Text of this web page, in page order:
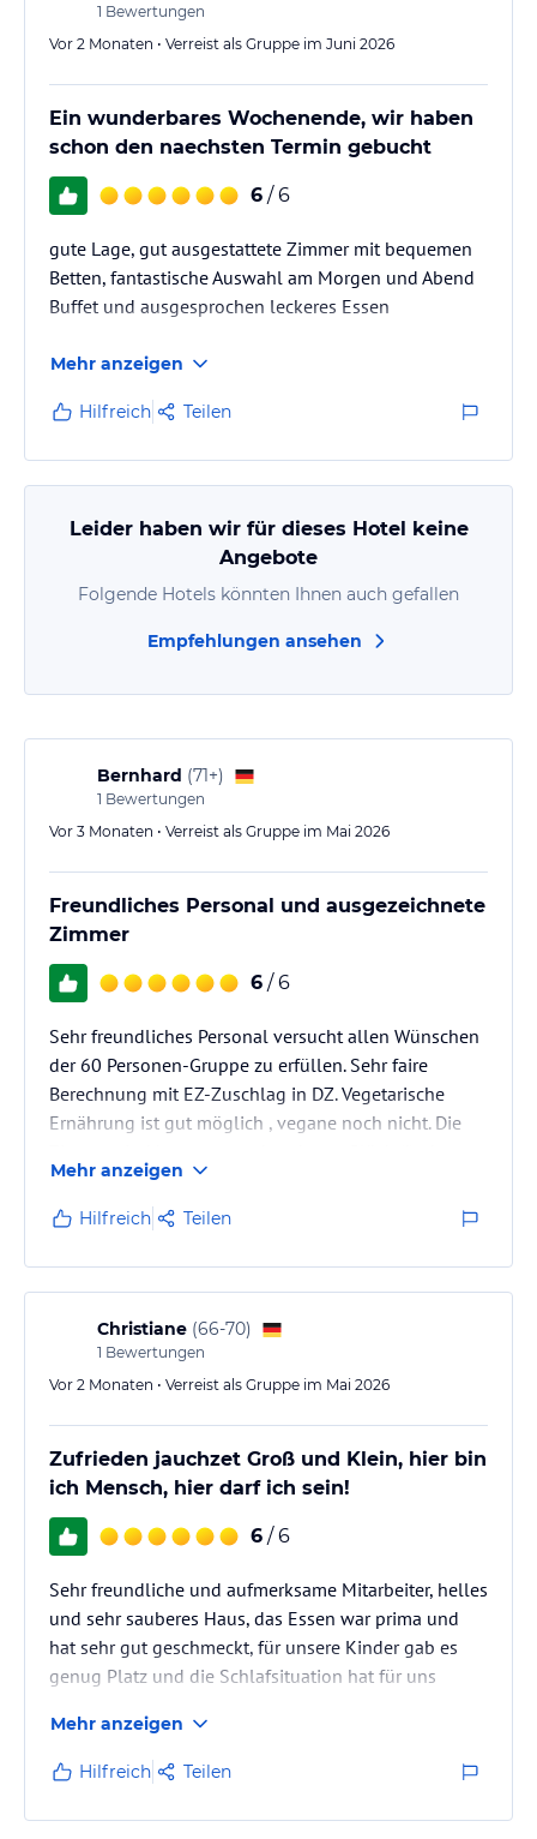
1 Bewertungen
Vor 2 Monaten • Verreist als Gruppe im Juni 2026
Ein wunderbares Wochenende, wir haben
schon den naechsten Termin gebucht
6 / 6
gute Lage, gut ausgestattete Zimmer mit bequemen
Betten, fantastische Auswahl am Morgen und Abend
Buffet und ausgesprochen leckeres Essen
Mehr anzeigen
Hilfreich Teilen
Leider haben wir für dieses Hotel keine
Angebote
Folgende Hotels könnten Ihnen auch gefallen
Empfehlungen ansehen
Bernhard (71+)
1 Bewertungen
Vor 3 Monaten • Verreist als Gruppe im Mai 2026
Freundliches Personal und ausgezeichnete
Zimmer
6 / 6
Sehr freundliches Personal versucht allen Wünschen
der 60 Personen-Gruppe zu erfüllen. Sehr faire
Berechnung mit EZ-Zuschlag in DZ. Vegetarische
Ernährung ist gut möglich , vegane noch nicht. Die
Fernseher. Im Speisesaal könnte durch breite
hängende Tuchbahnen eine Schalldämmung
erfolgen. 4 gut geeignete Räume für Große und
kleine Gruppen. Auch sehr geignet für Kinder und
Jugendliche.
Mehr anzeigen
Hilfreich Teilen
Christiane (66-70)
1 Bewertungen
Vor 2 Monaten • Verreist als Gruppe im Mai 2026
Zufrieden jauchzet Groß und Klein, hier bin
ich Mensch, hier darf ich sein!
6 / 6
Sehr freundliche und aufmerksame Mitarbeiter, helles
und sehr sauberes Haus, das Essen war prima und
hat sehr gut geschmeckt, für unsere Kinder gab es
genug Platz und die Schlafsituation hat für uns
Der Außenbereich ist wieder besser nutzbar, wenn die
Tischtennisplatte und die Seilbahn ihren Platz wieder
einnehmen könnten. Parkmöglichkeiten waren
ausreichend und beschattet.
Mehr anzeigen
Hilfreich Teilen